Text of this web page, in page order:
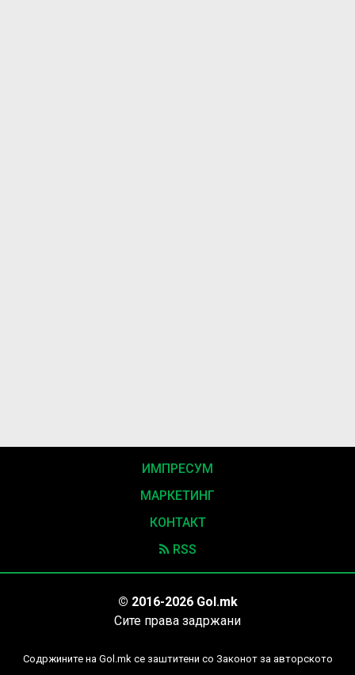
ИМПРЕСУМ
МАРКЕТИНГ
КОНТАКТ
RSS
© 2016-2026 Gol.mk
Сите права задржани
Содржините на Gol.mk се заштитени со Законот за авторското